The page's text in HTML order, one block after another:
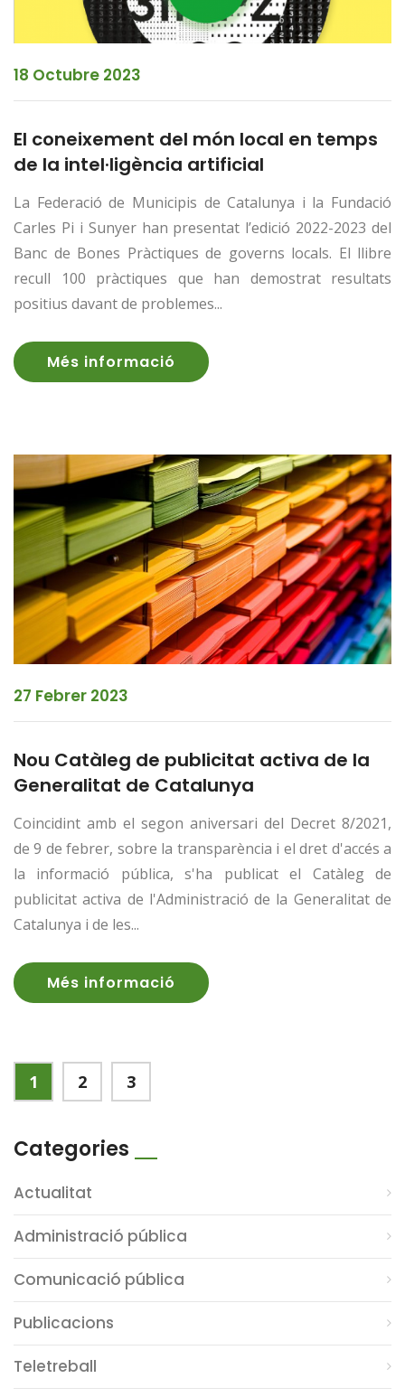
18 Octubre 2023
El coneixement del món local en temps
de la intel·ligència artificial
La Federació de Municipis de Catalunya i la Fundació
Carles Pi i Sunyer han presentat l’edició 2022-2023 del
Banc de Bones Pràctiques de governs locals. El llibre
recull 100 pràctiques que han demostrat resultats
positius davant de problemes...
Més informació
27 Febrer 2023
Nou Catàleg de publicitat activa de la
Generalitat de Catalunya
Coincidint amb el segon aniversari del Decret 8/2021,
de 9 de febrer, sobre la transparència i el dret d'accés a
la informació pública, s'ha publicat el Catàleg de
publicitat activa de l'Administració de la Generalitat de
Catalunya i de les...
Més informació
1 2 3
Categories
Actualitat
Administració pública
Comunicació pública
Publicacions
Teletreball